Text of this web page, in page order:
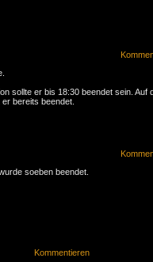
sollte er bis 18:30 beendet sein. Auf
bereits beendet.
soeben beendet.
Kommentieren